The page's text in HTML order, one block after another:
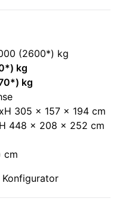
(2600*) kg
kg
kg
305 x 157 x 194 cm
448 x 208 x 252 cm
cm